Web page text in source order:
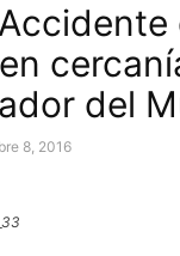
del
8, 2016